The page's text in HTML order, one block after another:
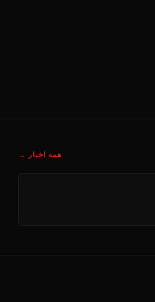
همه اخبار →